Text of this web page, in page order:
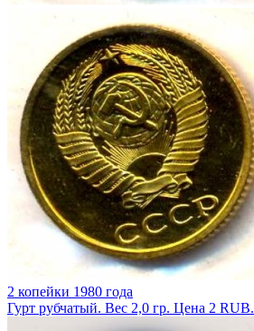
2 копейки 1980 года
Гурт рубчатый. Вес 2,0 гр. Цена 2 RUB.